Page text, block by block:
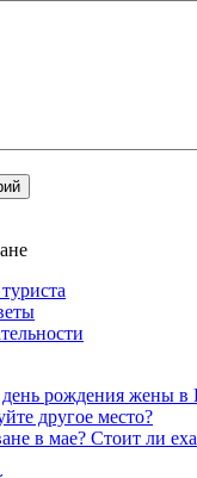
день рождения жены в
другое место?
в мае? Стоит ли